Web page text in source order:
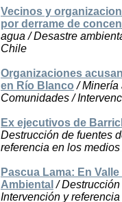
Vecinos y
por derrame de
agua / Desastre
Chile
Organizaciones
en Río Blanco / Minería
Comunidades /
Ex ejecutivos de
Destrucción de fuentes
referencia en los
Pascua Lama: En
Ambiental /
Intervención y